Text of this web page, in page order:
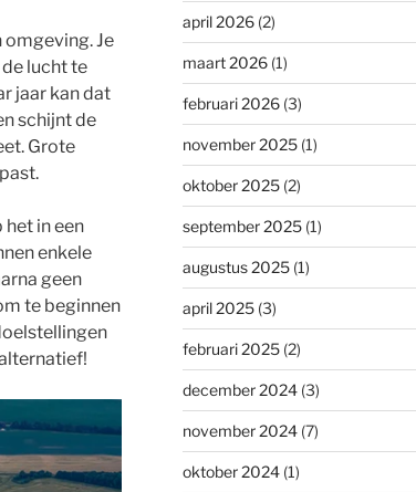
omgeving. Je
lucht te
jaar kan dat
schijnt de
Grote
in een
enkele
geen
te beginnen
april 2026(2)
maart 2026(1)
februari 2026(3)
november 2025(1)
oktober 2025(2)
september 2025(1)
augustus 2025(1)
april 2025(3)
februari 2025(2)
december 2024(3)
november 2024(7)
oktober 2024(1)